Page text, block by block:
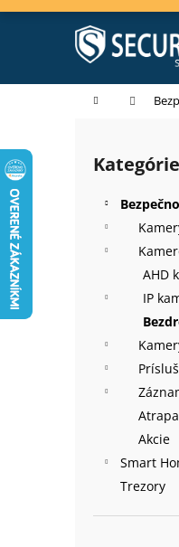
Prejsť
Domov
Preskočiť
kategórie
Kategórie
AHD
IP
Akcie
Smart
Trezory
K
í
Späť
Späť